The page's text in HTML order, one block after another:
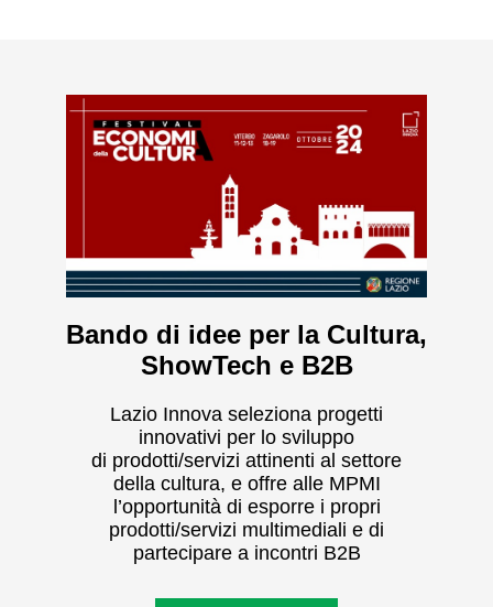
Bando di idee per la Cultura,
ShowTech e B2B
Lazio Innova seleziona progetti
innovativi per lo sviluppo
di prodotti/servizi attinenti al settore
della cultura, e offre alle MPMI
l’opportunità di esporre i propri
prodotti/servizi multimediali e di
partecipare a incontri B2B